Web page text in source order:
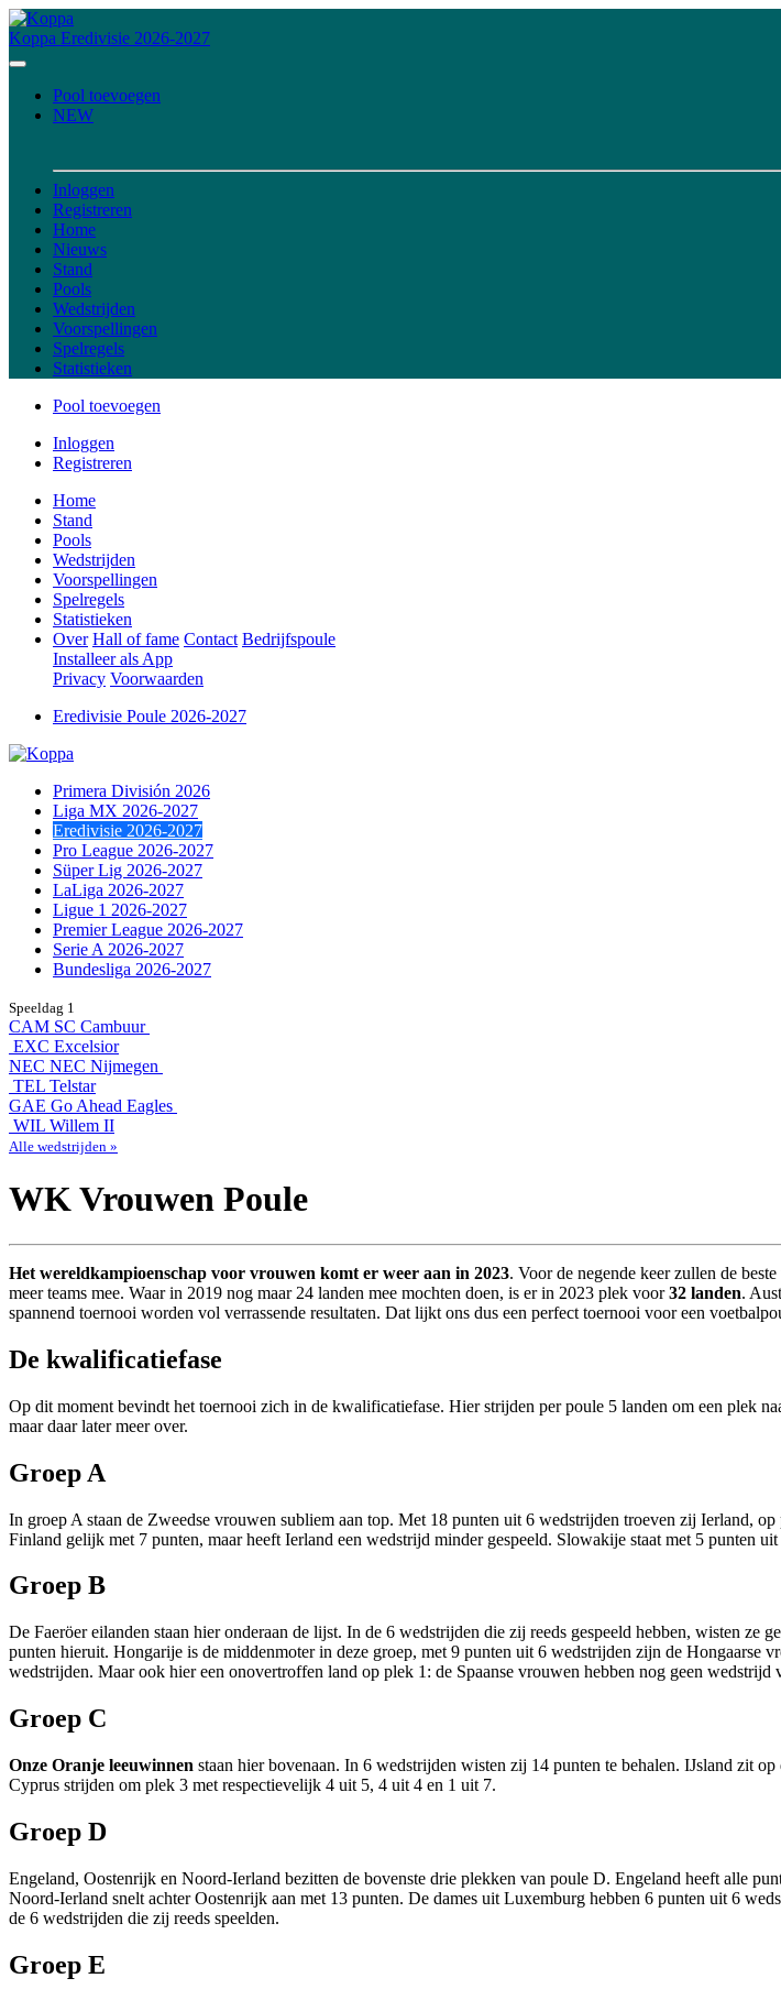
Koppa Eredivisie 2026-2027
Pool toevoegen
NEW
Inloggen
Registreren
Home
Nieuws
Stand
Pools
Wedstrijden
Voorspellingen
Spelregels
Statistieken
Pool toevoegen
Inloggen
Registreren
Home
Stand
Pools
Wedstrijden
Voorspellingen
Spelregels
Statistieken
Over Hall of fame Contact Bedrijfspoule
Installeer als App
Privacy Voorwaarden
Eredivisie Poule 2026-2027
Primera División 2026
Liga MX 2026-2027
Eredivisie 2026-2027
Pro League 2026-2027
Süper Lig 2026-2027
LaLiga 2026-2027
Ligue 1 2026-2027
Premier League 2026-2027
Serie A 2026-2027
Bundesliga 2026-2027
Speeldag 1
CAM SC Cambuur
EXC Excelsior
NEC NEC Nijmegen
TEL Telstar
GAE Go Ahead Eagles
WIL Willem II
Alle wedstrijden »
WK Vrouwen Poule
Het wereldkampioenschap voor vrouwen komt er weer aan in 2023. Voor de negende keer zullen de
meer teams mee. Waar in 2019 nog maar 24 landen mee mochten doen, is er in 2023 plek voor32 landen.
spannend toernooi worden vol verrassende resultaten. Dat lijkt ons dus een perfect toernooi voor een
De kwalificatiefase
Op dit moment bevindt het toernooi zich in de kwalificatiefase. Hier strijden per poule 5 landen om een plek
maar daar later meer over.
Groep A
In groep A staan de Zweedse vrouwen subliem aan top. Met 18 punten uit 6 wedstrijden troeven zij Ierland,
Finland gelijk met 7 punten, maar heeft Ierland een wedstrijd minder gespeeld. Slowakije staat met 5 punten
Groep B
De Faeröer eilanden staan hier onderaan de lijst. In de 6 wedstrijden die zij reeds gespeeld hebben, wisten
punten hieruit. Hongarije is de middenmoter in deze groep, met 9 punten uit 6 wedstrijden zijn de Hongaarse
wedstrijden. Maar ook hier een onovertroffen land op plek 1: de Spaanse vrouwen hebben nog geen
Groep C
Onze Oranje leeuwinnen staan hier bovenaan. In 6 wedstrijden wisten zij 14 punten te behalen. IJsland zit
Cyprus strijden om plek 3 met respectievelijk 4 uit 5, 4 uit 4 en 1 uit 7.
Groep D
Engeland, Oostenrijk en Noord-Ierland bezitten de bovenste drie plekken van poule D. Engeland heeft alle
Noord-Ierland snelt achter Oostenrijk aan met 13 punten. De dames uit Luxemburg hebben 6 punten uit 6
de 6 wedstrijden die zij reeds speelden.
Groep E